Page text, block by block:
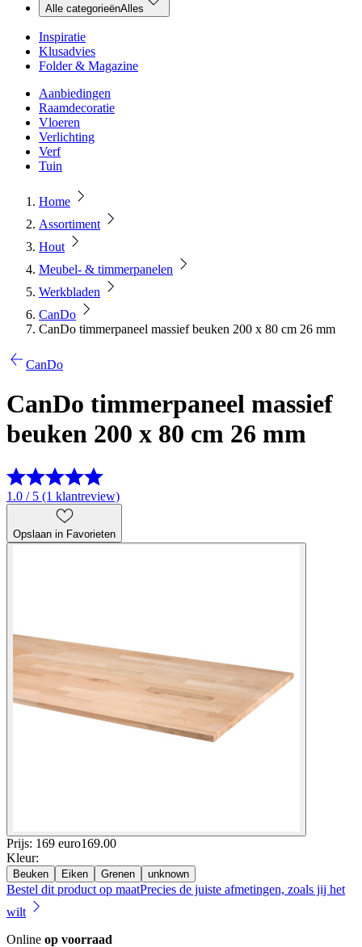
Alle categorieënAlles
Inspiratie
Klusadvies
Folder & Magazine
Aanbiedingen
Raamdecoratie
Vloeren
Verlichting
Verf
Tuin
Home
Assortiment
Hout
Meubel- & timmerpanelen
Werkbladen
CanDo
CanDo timmerpaneel massief beuken 200 x 80 cm 26 mm
CanDo
CanDo timmerpaneel massief
beuken 200 x 80 cm 26 mm
1.0 / 5 (1 klantreview)
Opslaan in Favorieten
Prijs: 169 euro169.00
Kleur:
Beuken Eiken Grenen unknown
Bestel dit product op maatPrecies de juiste afmetingen, zoals jij het
wilt
Online op voorraad